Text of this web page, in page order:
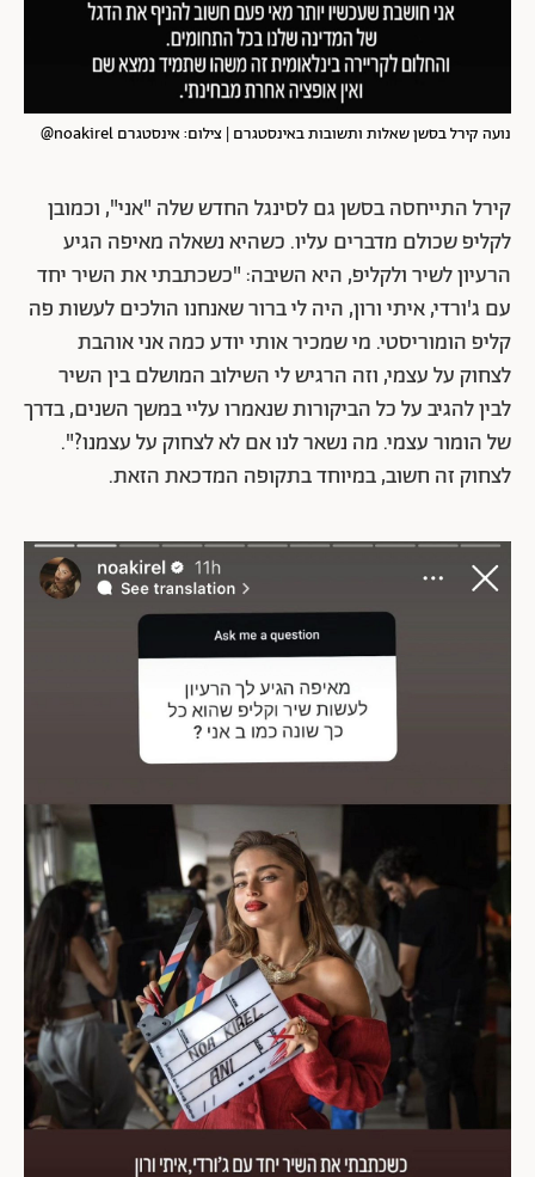
נועה קירל בסשן שאלות ותשובות באינסטגרם | צילום: אינסטגרם noakirel@
קירל התייחסה בסשן גם לסינגל החדש שלה "אני", וכמובן
לקליפ שכולם מדברים עליו. כשהיא נשאלה מאיפה הגיע
הרעיון לשיר ולקליפ, היא השיבה: "כשכתבתי את השיר יחד
עם ג'ורדי, איתי ורון, היה לי ברור שאנחנו הולכים לעשות פה
קליפ הומוריסטי. מי שמכיר אותי יודע כמה אני אוהבת
לצחוק על עצמי, וזה הרגיש לי השילוב המושלם בין השיר
לבין להגיב על כל הביקורות שנאמרו עליי במשך השנים, בדרך
של הומור עצמי. מה נשאר לנו אם לא לצחוק על עצמנו?".
לצחוק זה חשוב, במיוחד בתקופה המדכאת הזאת.